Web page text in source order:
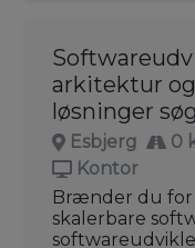
arkitektur
løsninger
Esbjerg
0
Kontor
Brænder du for
skalerbare